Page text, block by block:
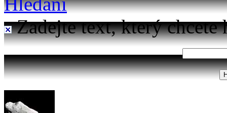
Zadejte text, který chcete